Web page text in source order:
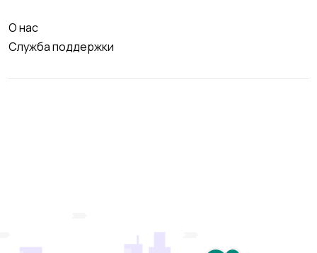
Маркетплейсы
О нас
Служба поддержки